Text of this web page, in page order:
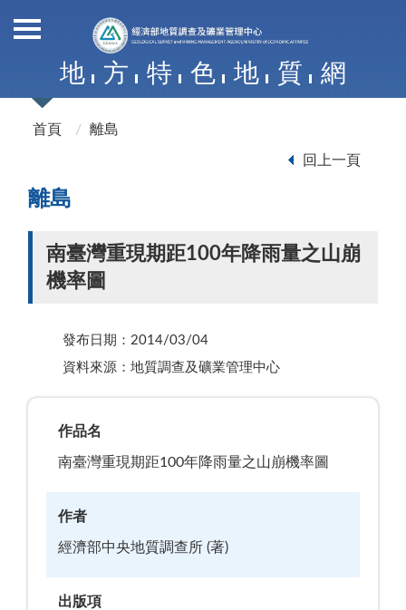
地 方 特 色 地 質 網
首頁 離島
回上一頁
離島
南臺灣重現期距100年降雨量之山崩
機率圖
發布日期：2014/03/04
資料來源：地質調查及礦業管理中心
作品名
南臺灣重現期距100年降雨量之山崩機率圖
作者
經濟部中央地質調查所 (著)
出版項